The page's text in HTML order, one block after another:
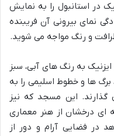
در استانبول را به نمایش
نمای بیرونی آن فریبنده
و رنگ مواجه می شوید.
به رنگ های آبی، سبز
ها و خطوط اسلیمی را به
این مسجد که نیز
ای درخشان از هنر معماری
در فضایی آرام و دور از